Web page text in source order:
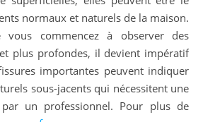
normaux et naturels de la maison.
vous commencez à observer des
plus profondes, il devient impératif
importantes peuvent indiquer
sous-jacents qui nécessitent une
un professionnel. Pour plus de